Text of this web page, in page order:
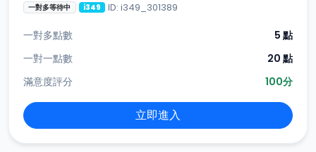
一對多等待中 i349 ID: i349_301389
一對多點數
5 點
一對一點數
20 點
滿意度評分
100分
立即進入